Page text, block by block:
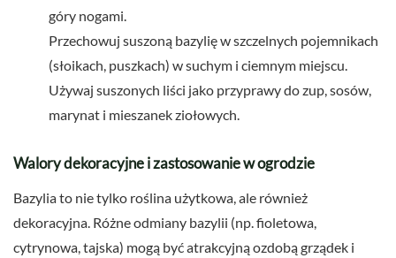
góry nogami.
Przechowuj suszoną bazylię w szczelnych pojemnikach
(słoikach, puszkach) w suchym i ciemnym miejscu.
Używaj suszonych liści jako przyprawy do zup, sosów,
marynat i mieszanek ziołowych.
Walory dekoracyjne i zastosowanie w ogrodzie
Bazylia to nie tylko roślina użytkowa, ale również
dekoracyjna. Różne odmiany bazylii (np. fioletowa,
cytrynowa, tajska) mogą być atrakcyjną ozdobą grządek i